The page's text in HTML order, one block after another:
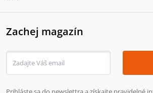
Zachej magazín